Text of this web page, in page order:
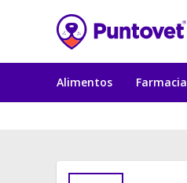
Alimentos Farmacia